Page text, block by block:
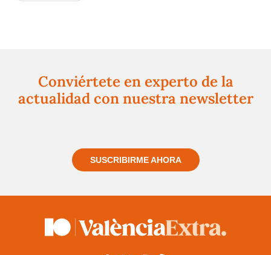
Conviértete en experto de la
actualidad con nuestra newsletter
SUSCRIBIRME AHORA